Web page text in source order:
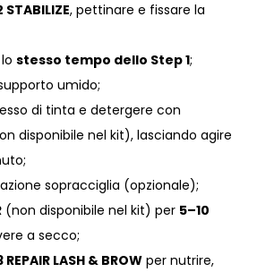
, pettinare e fissare la
stesso tempo dello Step 1;
umido;
di tinta e detergere con
disponibile nel kit), lasciando agire
sopracciglia (opzionale);
(non disponibile nel kit) per 5–10
a secco;
LASH & BROW per nutrire,